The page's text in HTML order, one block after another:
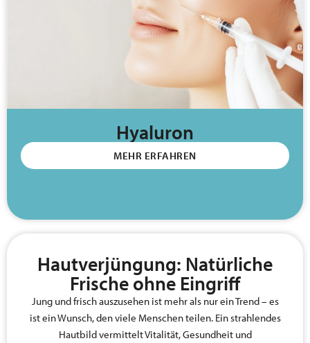
Hyaluron
MEHR ERFAHREN
Hautverjüngung: Natürliche
Frische ohne Eingriff
Jung und frisch auszusehen ist mehr als nur ein Trend – es
ist ein Wunsch, den viele Menschen teilen. Ein strahlendes
Hautbild vermittelt Vitalität, Gesundheit und